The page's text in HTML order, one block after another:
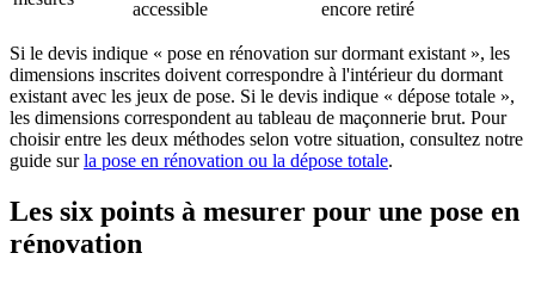
accessible
encore retiré
Si le devis indique « pose en rénovation sur dormant existant », les
dimensions inscrites doivent correspondre à l'intérieur du dormant
existant avec les jeux de pose. Si le devis indique « dépose totale »,
les dimensions correspondent au tableau de maçonnerie brut. Pour
choisir entre les deux méthodes selon votre situation, consultez notre
guide sur la pose en rénovation ou la dépose totale.
Les six points à mesurer pour une pose en
rénovation